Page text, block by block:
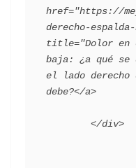
href="https://
derecho-
title="Dolor en
baja: ¿a qué se
el lado derecho
debe?</a>